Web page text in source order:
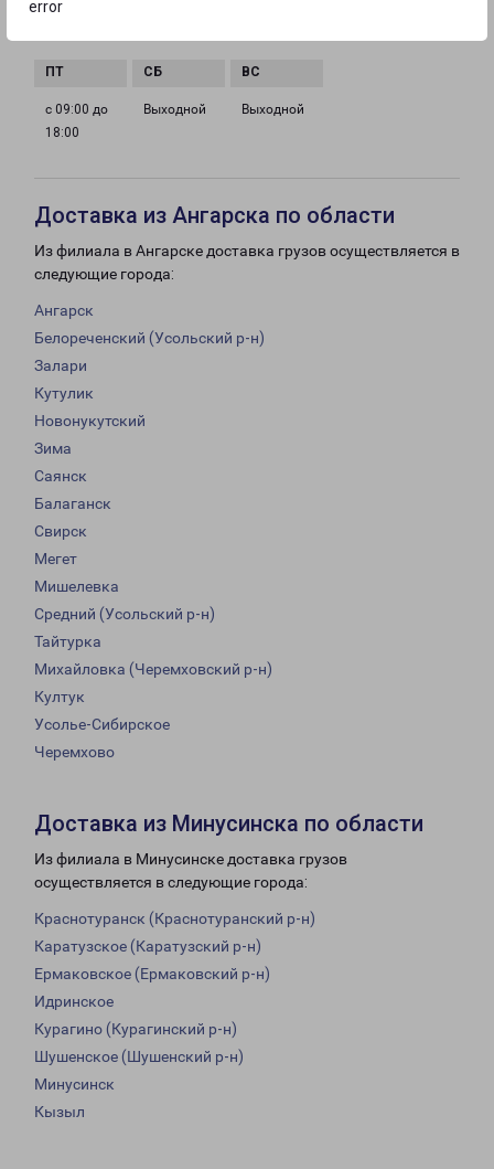
errorс 09:00 до
с 09:00 до
18:00
Выходной Выходной
Доставка из Ангарска по области
Из филиала в Ангарске доставка грузов осуществляется в
следующие города:
Ангарск
Белореченский (Усольский р-н)
Залари
Кутулик
Новонукутский
Зима
Саянск
Балаганск
Свирск
Мегет
Мишелевка
Средний (Усольский р-н)
Тайтурка
Михайловка (Черемховский р-н)
Култук
Усолье-Сибирское
Черемхово
Доставка из Минусинска по области
Из филиала в Минусинске доставка грузов
осуществляется в следующие города:
Краснотуранск (Краснотуранский р-н)
Каратузское (Каратузский р-н)
Ермаковское (Ермаковский р-н)
Идринское
Курагино (Курагинский р-н)
Шушенское (Шушенский р-н)
Минусинск
Кызыл